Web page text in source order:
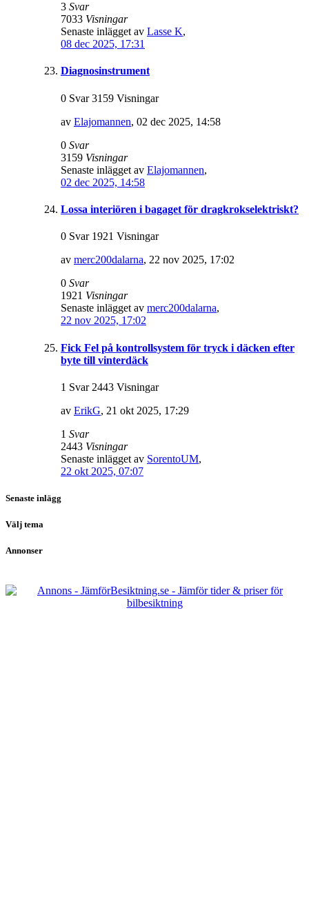
3 Svar
7033 Visningar
Senaste inlägget av Lasse K,
08 dec 2025, 17:31
Diagnosinstrument
0 Svar 3159 Visningar
av Elajomannen, 02 dec 2025, 14:58
0 Svar
3159 Visningar
Senaste inlägget av Elajomannen,
02 dec 2025, 14:58
Lossa interiören i bagaget för dragkrokselektriskt?
0 Svar 1921 Visningar
av merc200dalarna, 22 nov 2025, 17:02
0 Svar
1921 Visningar
Senaste inlägget av merc200dalarna,
22 nov 2025, 17:02
Fick Fel på kontrollsystem för tryck i däcken efter
byte till vinterdäck
1 Svar 2443 Visningar
av ErikG, 21 okt 2025, 17:29
1 Svar
2443 Visningar
Senaste inlägget av SorentoUM,
22 okt 2025, 07:07
Senaste inlägg
Välj tema
Annonser